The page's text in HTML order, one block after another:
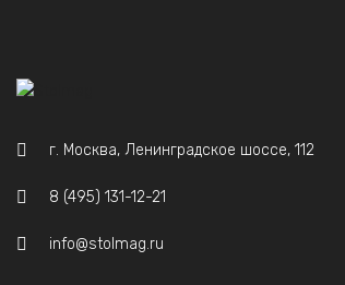
г. Москва, Ленинградское шоссе, 112
8 (495) 131-12-21
info@stolmag.ru